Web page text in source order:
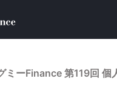
ミーFinance 第119回 個